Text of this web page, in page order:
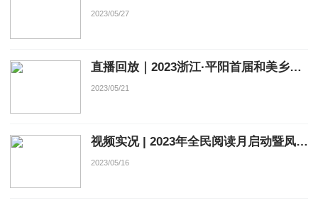
2023/05/27
直播回放｜2023浙江·平阳首届和美乡村半程马拉松
2023/05/21
视频实况 | 2023年全民阅读月启动暨凤湖书苑开馆仪式
2023/05/16